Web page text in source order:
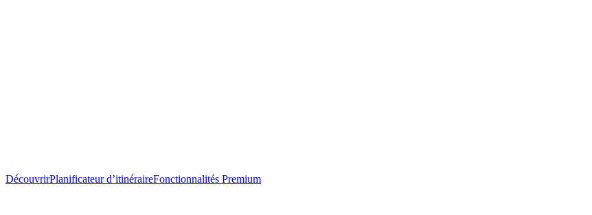
DécouvrirPlanificateur d’itinéraireFonctionnalités Premium